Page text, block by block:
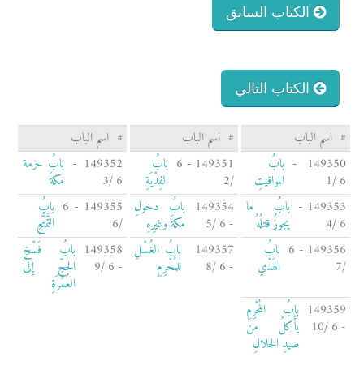
الكتاب السابق
الكتاب التالي
# اسم الباب # اسم الباب # اسم الباب
149350 -
6 /1
بابُ
المواقيتِ
149351 - 6
/2
بابُ
الفِدْيَةِ
149352 -
6 /3
بابُ حرمة
مكةَ
149353 -
6 /4
بابُ ما
يجوزُ قتلُهُ
149354
- 6 /5
بابُ دخولِ
مكةَ وغيرِهِ
149355 - 6
/6
بابُ
التَّمتُّعِ
149356 - 6
/7
بابُ
الهَدْي
149357
- 6 /8
بابُ الغُسْلِ
للمُحْرِمِ
149358
- 6 /9
بابُ فَسْخِ
الحجِّ إِلى
العُمْرَةِ
149359
- 6 /10
بابُ المُحْرِمِ
يأْكلُ من
صيدِ الحلالِ